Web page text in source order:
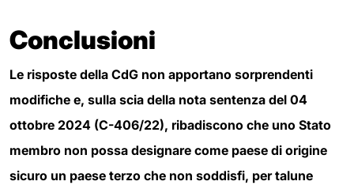
Conclusioni
Le risposte della CdG non apportano sorprendenti
modifiche e, sulla scia della nota sentenza del 04
ottobre 2024 (C-406/22), ribadiscono che uno Stato
membro non possa designare come paese di origine
sicuro un paese terzo che non soddisfi, per talune